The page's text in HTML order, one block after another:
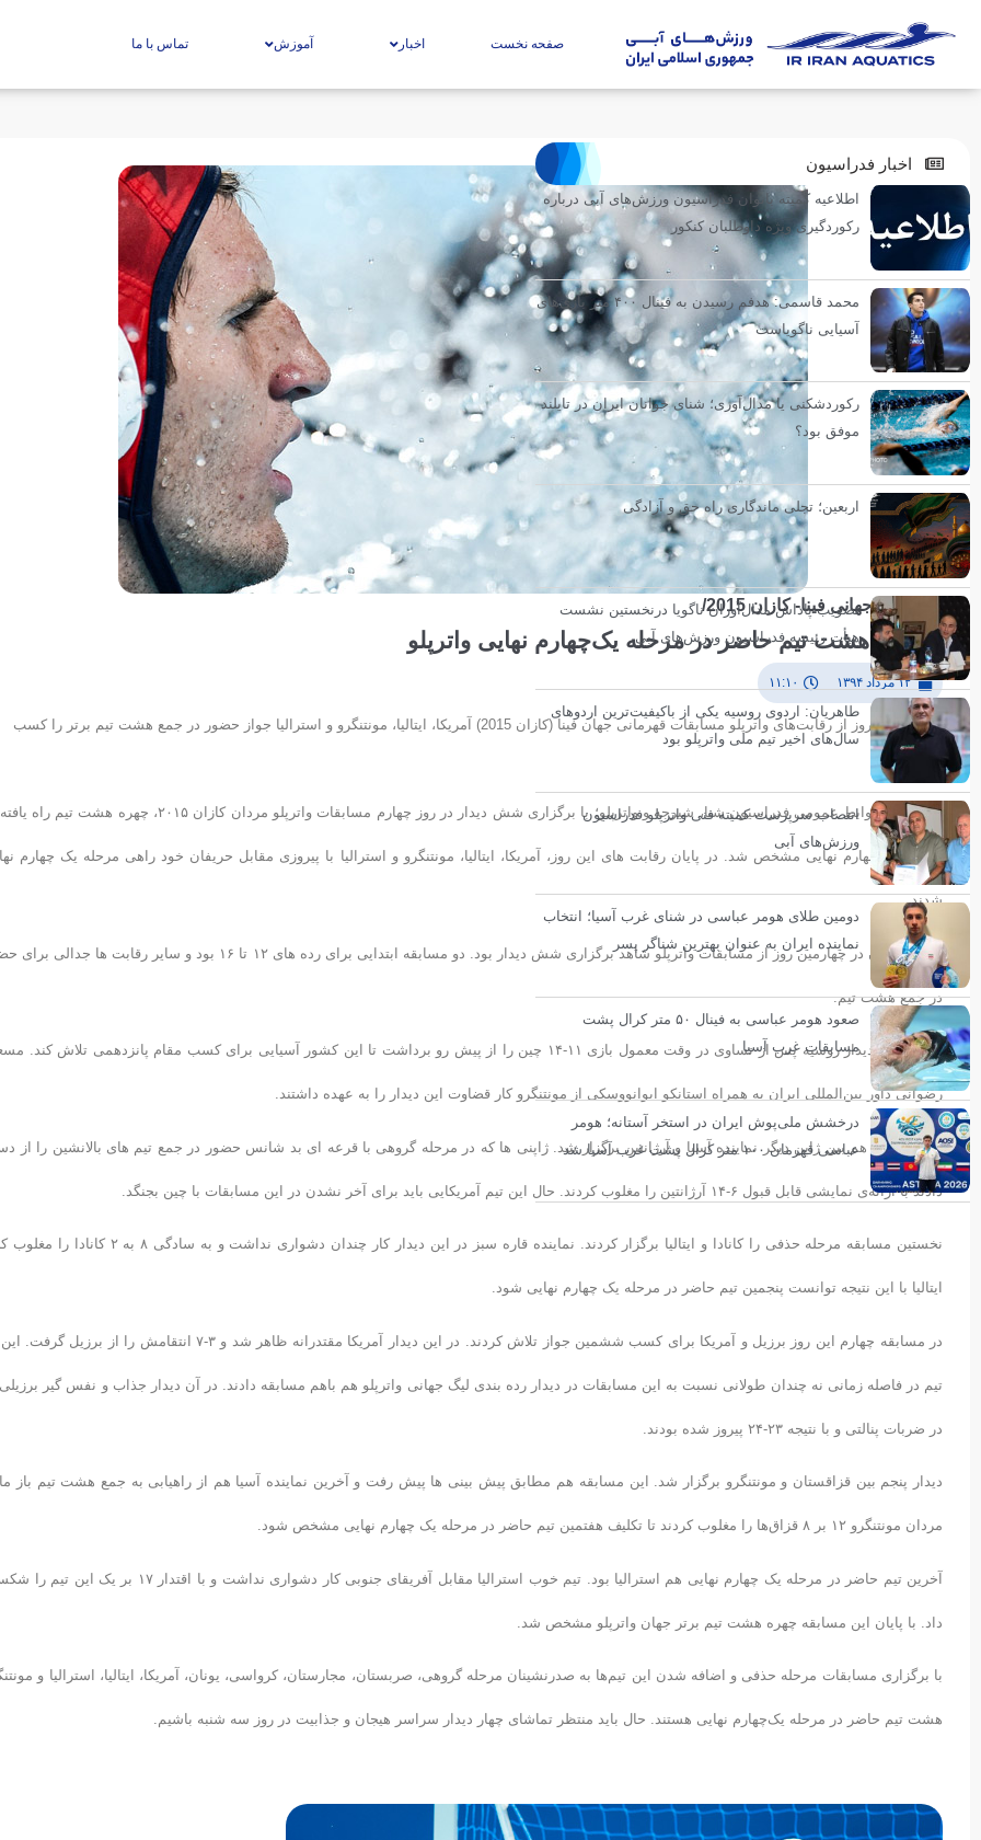
صفحه نخست اخبار آموزش تماس با ما
مسابقات جهانی فینا- کازان 2015/
معرفی هشت تیم حاضر در مرحله یک‌چهارم نهایی واترپلو
۱۲ مرداد ۱۳۹۴ ۱۱:۱۰
در چهارمین روز از رقابت‌های واترپلو مسابقات قهرمانی جهان فینا (کازان 2015) آمریکا، ایتالیا، مونتنگرو و استرالیا جواز حضور در جمع هشت تیم برتر را کسب
به گزارش روابط عمومی فدراسیون شنا، شیرجه و واترپلو؛ با برگزاری شش دیدار در روز چهارم مسابقات واترپلو مردان کازان ۲۰۱۵، چهره هشت
مرحله یک چهارم نهایی مشخص شد. در پایان رقابت های این روز، آمریکا، ایتالیا، مونتنگرو و استرالیا با پیروزی مقابل حریفان خود راهی مرحله یک چهارم
شدند.
استخر کازان در چهارمین روز از مسابقات واترپلو شاهد برگزاری شش دیدار بود. دو مسابقه ابتدایی برای رده های ۱۲ تا ۱۶ بود و سایر رقابت ها
در جمع هشت تیم.
در نخستین دیدار روسیه پس از تساوی در وقت معمول بازی ۱۱-۱۴ چین را از پیش رو برداشت تا این کشور آسیایی برای کسب مقام پانزدهمی تلاش کند.
رضوانی داور بین‌المللی ایران به همراه استانکو ایوانووسکی از مونتنگرو کار قضاوت این دیدار را به عهده داشتند.
دومین دیدار هم بین ژاپن دیگر نماینده آسیا و آرژانتین برگزار شد. ژاپنی ها که در مرحله گروهی با قرعه ای بد شانس حضور در جمع تیم های بالانشین را از
دادند با ارائه‌ی نمایشی قابل قبول ۶-۱۴ آرژانتین را مغلوب کردند. حال این تیم آمریکایی باید برای آخر نشدن در این مسابقات با چین بجنگد.
نخستین مسابقه مرحله حذفی را کانادا و ایتالیا برگزار کردند. نماینده قاره سبز در این دیدار کار چندان دشواری نداشت و به سادگی ۸
ایتالیا با این نتیجه توانست پنجمین تیم حاضر در مرحله یک چهارم نهایی شود.
در مسابقه چهارم این روز برزیل و آمریکا برای کسب ششمین جواز تلاش کردند. در این دیدار آمریکا مقتدرانه ظاهر شد و ۳-۷ انتقامش را از
تیم در فاصله زمانی نه چندان طولانی نسبت به این مسابقات در دیدار رده بندی لیگ جهانی واترپلو هم باهم مسابقه دادند. در آن دیدار جذاب و نفس گیر
در ضربات پنالتی و با نتیجه ۲۳-۲۴ پیروز شده بودند.
دیدار پنجم بین قزاقستان و مونتنگرو برگزار شد. این مسابقه هم مطابق پیش بینی ها پیش رفت و آخرین نماینده آسیا هم از راهیابی به جمع هشت تیم باز
مردان مونتنگرو ۱۲ بر ۸ قزاق‌ها را مغلوب کردند تا تکلیف هفتمین تیم حاضر در مرحله یک چهارم نهایی مشخص شود.
آخرین تیم حاضر در مرحله یک چهارم نهایی هم استرالیا بود. تیم خوب استرالیا مقابل آفریقای جنوبی کار دشواری نداشت و با اقتدار ۱۷
داد. با پایان این مسابقه چهره هشت تیم برتر جهان واترپلو مشخص شد.
با برگزاری مسابقات مرحله حذفی و اضافه شدن این تیم‌ها به صدرنشینان مرحله گروهی، صربستان، مجارستان، کرواسی، یونان، آمریکا، ایتالیا، استرالیا و
هشت تیم حاضر در مرحله یک‌چهارم نهایی هستند. حال باید منتظر تماشای چهار دیدار سراسر هیجان و جذابیت در روز سه شنبه باشیم.
اخبار فدراسیون
اطلاعیه کمیته بانوان فدراسیون ورزش‌های آبی درباره
رکوردگیری ویژه داوطلبان کنکور
محمد قاسمی: هدفم رسیدن به فینال ۴۰۰ متر بازی‌های
آسیایی ناگویاست
رکوردشکنی یا مدال‌آوری؛ شنای جوانان ایران در تایلند
موفق بود؟
اربعین؛ تجلی ماندگاری راه حق و آزادگی
تصویب پاداش مدال‌آوران ناگویا درنخستین نشست
هیأت رئیسه فدراسیون ورزش‌های آبی
طاهریان: اردوی روسیه یکی از باکیفیت‌ترین اردوهای
سال‌های اخیر تیم ملی واترپلو بود
انتصاب سرپرست کمیته فنی واترپلو فدراسیون
ورزش‌های آبی
دومین طلای هومر عباسی در شنای غرب آسیا؛ انتخاب
نماینده ایران به عنوان بهترین شناگر پسر
صعود هومر عباسی به فینال ۵۰ متر کرال پشت
مسابقات غرب آسیا
درخشش ملی‌پوش ایران در استخر آستانه؛ هومر
عباسی قهرمان ۱۰۰ متر کرال پشت غرب آسیا شد